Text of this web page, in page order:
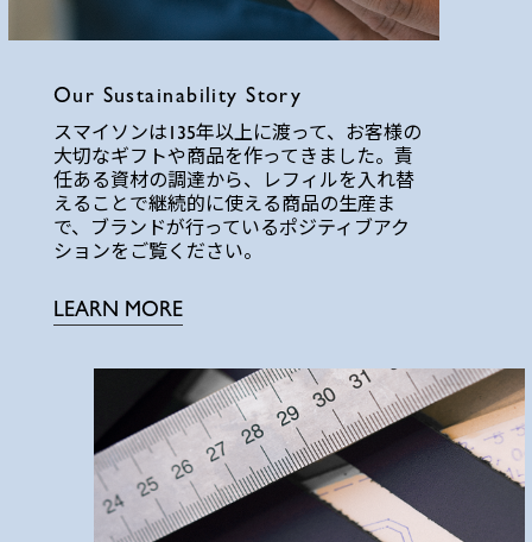
Our Sustainability Story
スマイソンは135年以上に渡って、お客様の
大切なギフトや商品を作ってきました。責
任ある資材の調達から、レフィルを入れ替
えることで継続的に使える商品の生産ま
で、ブランドが行っているポジティブアク
ションをご覧ください。
LEARN MORE